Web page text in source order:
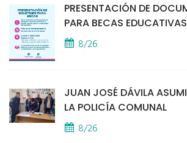
PRESENTACIÓN DE
PARA BECAS EDUCATIVAS
8/26
JUAN JOSÉ DÁVILA
LA POLICÍA COMUNAL
8/26